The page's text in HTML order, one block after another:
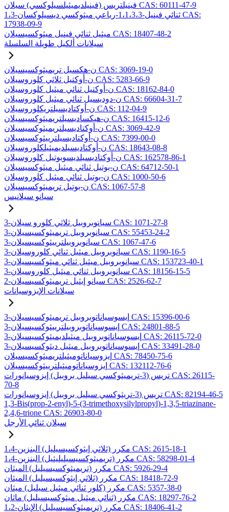
فينيلتريس (فينيلديميثيلسيلوكسي) سيلان CAS: 60111-47-9
1،3-ثنائي فينيل-1،1،3،3-رباعي ميثوكسي ديسيلوكسان CAS:
17938-09-9
ميثيل ثنائي فينيل ميثوكسيسيلان CAS: 18407-48-2
سيلانات ألكيل طويلة السلسلة
ن-هكسيل تريميثوكسيسيلان CAS: 3069-19-0
ن-أوكتيل ثلاثي كلوروسيلان CAS: 5283-66-9
ن-أوكتيل ثنائي ميثيل كلوروسيلان CAS: 18162-84-0
ن-دوديسيل ثنائي ميثيل كلوروسيلان CAS: 66604-31-7
ن-أوكتاديسيلتريكلوروسيلان CAS: 112-04-9
ن-هيكساديسيلتريميثوكسيسيلان CAS: 16415-12-6
ن-أوكتاديسيلتريميثوكسيسيلان CAS: 3069-42-9
ن-أوكتاديسيلترييثوكسيسيلان CAS: 7399-00-0
ن-أوكتاديسيلديميثيلكلوروسيلان CAS: 18643-08-8
ن-أوكتاديسيلديسوبوتيل كلوروسيلان CAS: 162578-86-1
ن-بوتيل ثنائي ميثيل ميثوكسيسيلان CAS: 64712-50-1
ن-بوتيل ثنائي ميثيل كلوروسيلان CAS: 1000-50-6
ن-بوتيل تريميثوكسيسيلان CAS: 1067-57-8
سيانو سيلانيس
3-سيانوبروبيل ثلاثي كلورو سيلان CAS: 1071-27-8
3-سيانوبروبيل تريميثوكسيسيلان CAS: 55453-24-2
3-سيانوبروبيلترييثوكسيسيلان CAS: 1067-47-6
3-سيانوبروبيل ميثيل ثنائي كلوروسيلان CAS: 1190-16-5
3-سيانوبروبيل ميثيل ثنائي ميثوكسيسيلان CAS: 153723-40-1
3-سيانوبروبيل ثنائي ميثيل كلوروسيلان CAS: 18156-15-5
2-سيانو إيثيل تريميثوكسيسيلان CAS: 2526-62-7
سيلانات الإيزوسيانات
3-إيسوسياناتوبروبيل تريميثوكسيسيلان CAS: 15396-00-6
3-إيسوسياناتوبروبيلترييثوكسيسيلان CAS: 24801-88-5
3-إيسوسياناتوبروبيل ميثيلديميثوكسيسيلان CAS: 26115-72-0
3-إيسوسياناتوبروبيل ميثيل ديثوكسيسيلان CAS: 33491-28-0
إيزوسياناتوميثيلتريميثوكسيسيلان CAS: 78450-75-6
إيزوسياناتوميثيلترييثوكسيسيلان CAS: 132112-76-6
تريس (3-تريميثوكسي سيليل بروبيل) إيزوسيانورات CAS: 26115-
70-8
تريس (3-تريثوكسي سيليل بروبيل) إيزوسيانورات CAS: 82194-46-5
1,3-Bis(prop-2-enyl)-5-(3-trimethoxysilylpropyl)-1,3,5-triazinane-
2,4,6-trione CAS: 26903-80-0
سيلان ثنائي الأرجل
1،4-مكرر (ثلاثي إيثوكسيسيليل) البنزين CAS: 2615-18-1
1،4-مكرر (تريميثوكسيسيليليثيل) البنزين CAS: 58298-01-4
مكرر (تريميثوكسيسيليل) الميثان CAS: 5926-29-4
مكرر (ثلاثي إيثوكسيسيليل) الميثان CAS: 18418-72-9
مكرر (كلور ثنائي ميثيل سيليل) ميثان CAS: 5357-38-0
مكرر (ثنائي ميثيل ميثوكسيسيليل) ماثان CAS: 18297-76-2
1،2-مكرر (تريميثوكسيسيليل) الإيثان CAS: 18406-41-2